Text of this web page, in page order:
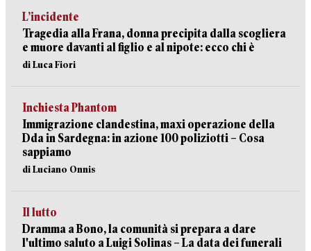
L’incidente
Tragedia alla Frana, donna precipita dalla scogliera
e muore davanti al figlio e al nipote: ecco chi è
di Luca Fiori
Inchiesta Phantom
Immigrazione clandestina, maxi operazione della
Dda in Sardegna: in azione 100 poliziotti – Cosa
sappiamo
di Luciano Onnis
Il lutto
Dramma a Bono, la comunità si prepara a dare
l'ultimo saluto a Luigi Solinas – La data dei funerali